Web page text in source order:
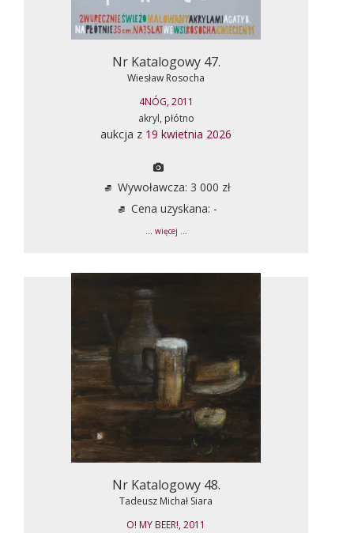
Nr Katalogowy 47.
Wiesław Rosocha
4NÓG, 2011
akryl, płótno
aukcja z 19 kwietnia 2026
Wywoławcza: 3 000 zł
Cena uzyskana: -
... więcej ...
Nr Katalogowy 48.
Tadeusz Michał Siara
O! MY BEER!, 2011